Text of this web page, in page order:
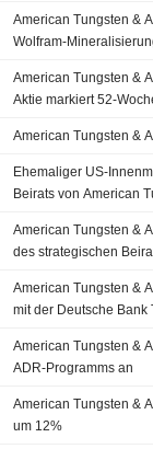
American Tungsten &
Wolfram-
American Tungsten &
Aktie markiert 52-
American Tungsten &
Ehemaliger US-
Beirats von American
American Tungsten &
des strategischen
American Tungsten &
mit der Deutsche Bank
American Tungsten &
ADR-Programms an
American Tungsten &
um 12%